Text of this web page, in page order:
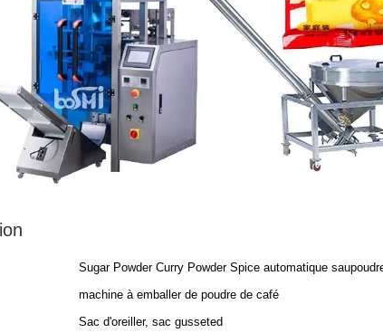
Sugar Powder Curry Powder Spice automatique
machine à emballer de poudre de café
Sac d'oreiller, sac gusseted